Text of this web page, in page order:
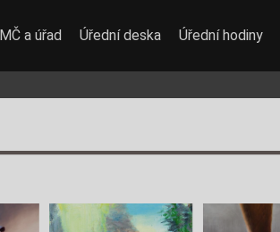
MČ a úřad Úřední deska Úřední hodiny